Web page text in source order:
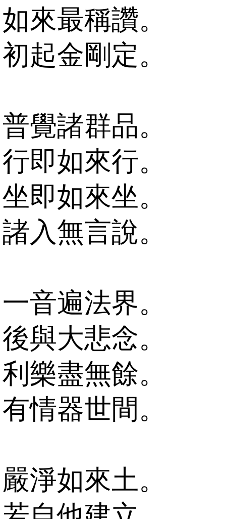
如來最稱讚。
初起金剛定。
普覺諸群品。
行即如來行。
坐即如來坐。
諸入無言說。
一音遍法界。
後與大悲念。
利樂盡無餘。
有情器世間。
嚴淨如來土。